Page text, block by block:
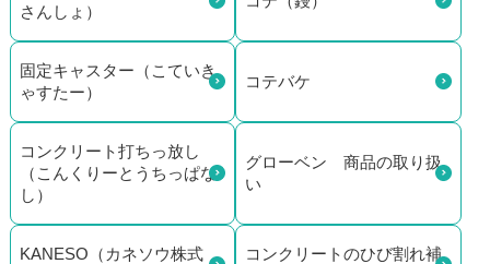
さんしょ）
固定キャスター（こていき
ゃすたー）
コテバケ
コンクリート打ちっ放し
（こんくりーとうちっぱな
し）
グローベン 商品の取り扱
い
KANESO（カネソウ株式
コンクリートのひび割れ補